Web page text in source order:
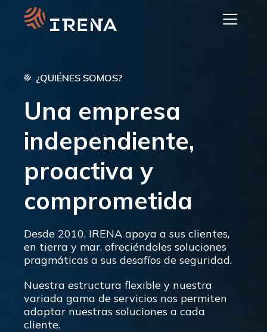
content
¿QUIÉNES SOMOS?
Una empresa
independiente,
proactiva y
comprometida
Desde 2010, IRENA apoya a sus clientes,
en tierra y mar, ofreciéndoles soluciones
pragmáticas a sus desafíos de seguridad.
Nuestra estructura flexible y nuestra
variada gama de servicios nos permiten
adaptar nuestras soluciones a cada
cliente.